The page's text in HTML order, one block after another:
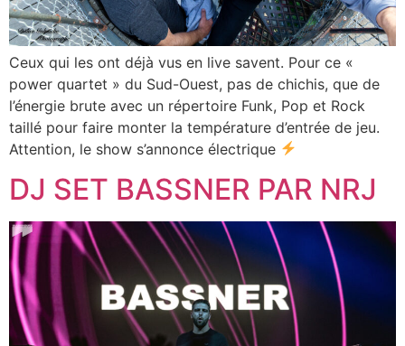
Ceux qui les ont déjà vus en live savent. Pour ce «
power quartet » du Sud-Ouest, pas de chichis, que de
l’énergie brute avec un répertoire Funk, Pop et Rock
taillé pour faire monter la température d’entrée de jeu.
Attention, le show s’annonce électrique
DJ SET BASSNER PAR NRJ